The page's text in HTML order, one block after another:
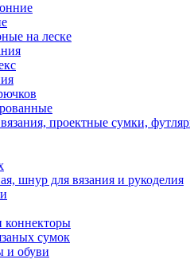
на леске
проектные сумки,
шнур для вязания и рукоделия
коннекторы
сумок
и обуви